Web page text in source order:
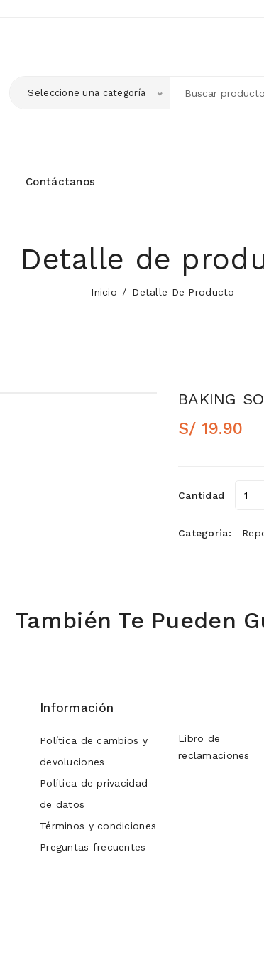
Seleccione una categoría
Contáctanos
Detalle de
Inicio Detalle De Producto
BAKING
S/ 19.90
Cantidad
Categoria:
También Te Pueden
Información
Política de cambios y
devoluciones
Política de privacidad
de datos
Términos y condiciones
Preguntas frecuentes
Libro de
reclamaciones